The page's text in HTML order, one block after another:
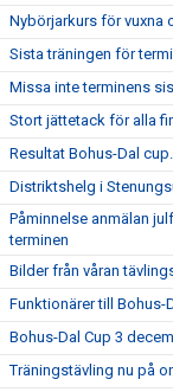
Nybörjarkurs för vuxna
Sista träningen för
Missa inte terminens
Stort jättetack för alla
Resultat Bohus-Dal cup.
Distriktshelg i
Påminnelse anmälan
terminen
Bilder från våran
Funktionärer till Bohus-
Bohus-Dal Cup 3
Träningstävling nu på